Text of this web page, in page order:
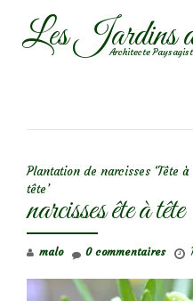
AllerLes Jardins
Architecte
Plantation de narcisses ‘Tête à
tête’
narcisses ête à tête
malo 0 commentaires